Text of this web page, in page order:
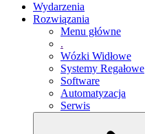
Wydarzenia
Rozwiązania
Menu główne
.
Wózki Widłowe
Systemy Regałowe
Software
Automatyzacja
Serwis